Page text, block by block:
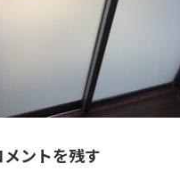
メントを残す